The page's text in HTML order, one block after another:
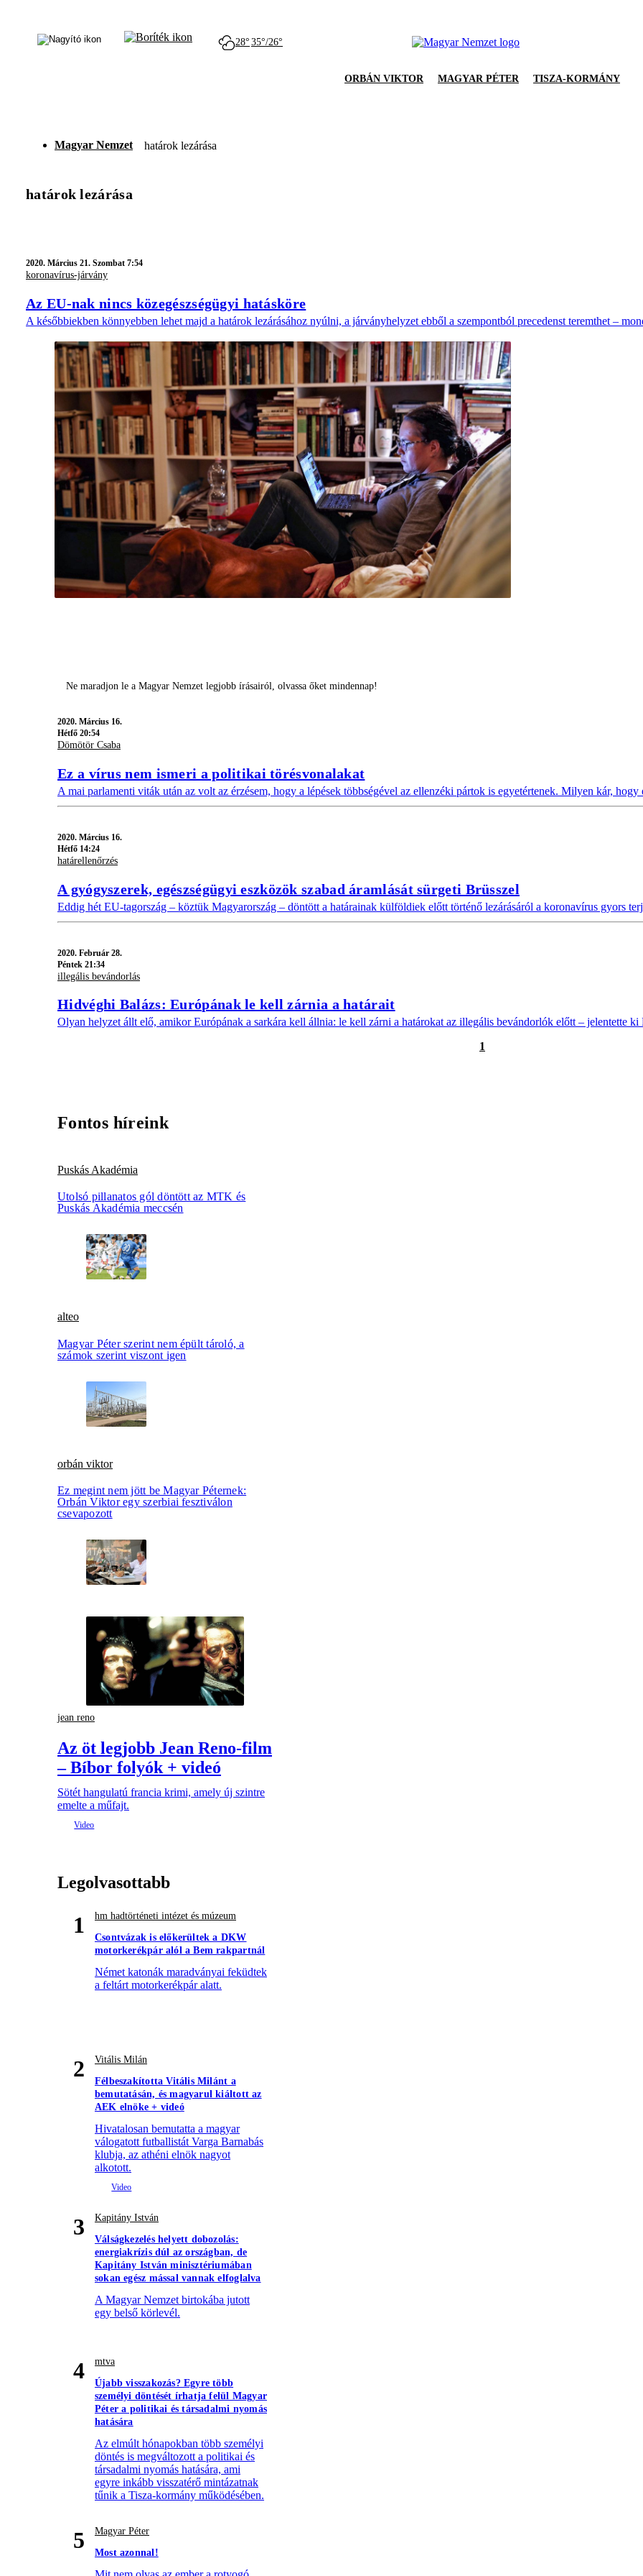
28° 35°/26°
ORBÁN VIKTOR MAGYAR PÉTER TISZA-KORMÁNY
Magyar Nemzet határok lezárása
határok lezárása
2020. Március 21. Szombat 7:54
koronavírus-járvány
Az EU-nak nincs közegészségügyi hatásköre
A későbbiekben könnyebben lehet majd a határok lezárásához nyúlni, a járványhelyzet ebből a szempontból precedenst teremthet –
Ne maradjon le a Magyar Nemzet legjobb írásairól, olvassa őket mindennap!
2020. Március 16.
Hétfő 20:54
Dömötör Csaba
Ez a vírus nem ismeri a politikai törésvonalakat
A mai parlamenti viták után az volt az érzésem, hogy a lépések többségével az ellenzéki pártok is egyetértenek. Milyen kár,
2020. Március 16.
Hétfő 14:24
határellenőrzés
A gyógyszerek, egészségügyi eszközök szabad áramlását sürgeti Brüsszel
Eddig hét EU-tagország – köztük Magyarország – döntött a határainak külföldiek előtt történő lezárásáról a koronavírus gyors
2020. Február 28.
Péntek 21:34
illegális bevándorlás
Hidvéghi Balázs: Európának le kell zárnia a határait
Olyan helyzet állt elő, amikor Európának a sarkára kell állnia: le kell zárni a határokat az illegális bevándorlók előtt – jelentette
1
Fontos híreink
Puskás Akadémia
Utolsó pillanatos gól döntött az MTK és
Puskás Akadémia meccsén
alteo
Magyar Péter szerint nem épült tároló, a
számok szerint viszont igen
orbán viktor
Ez megint nem jött be Magyar Péternek:
Orbán Viktor egy szerbiai fesztiválon
csevapozott
jean reno
Az öt legjobb Jean Reno-film
– Bíbor folyók + videó
Sötét hangulatú francia krimi, amely új szintre
emelte a műfajt.
Legolvasottabb
1
hm hadtörténeti intézet és múzeum
Csontvázak is előkerültek a DKW
motorkerékpár alól a Bem rakpartnál
Német katonák maradványai feküdtek
a feltárt motorkerékpár alatt.
2
Vitális Milán
Félbeszakította Vitális Milánt a
bemutatásán, és magyarul kiáltott az
AEK elnöke + videó
Hivatalosan bemutatta a magyar
válogatott futballistát Varga Barnabás
klubja, az athéni elnök nagyot
alkotott.
3
Kapitány István
Válságkezelés helyett dobozolás:
energiakrízis dúl az országban, de
Kapitány István minisztériumában
sokan egész mással vannak elfoglalva
A Magyar Nemzet birtokába jutott
egy belső körlevél.
4
mtva
Újabb visszakozás? Egyre több
személyi döntését írhatja felül Magyar
Péter a politikai és társadalmi nyomás
hatására
Az elmúlt hónapokban több személyi
döntés is megváltozott a politikai és
társadalmi nyomás hatására, ami
egyre inkább visszatérő mintázatnak
tűnik a Tisza-kormány működésében.
5
Magyar Péter
Most azonnal!